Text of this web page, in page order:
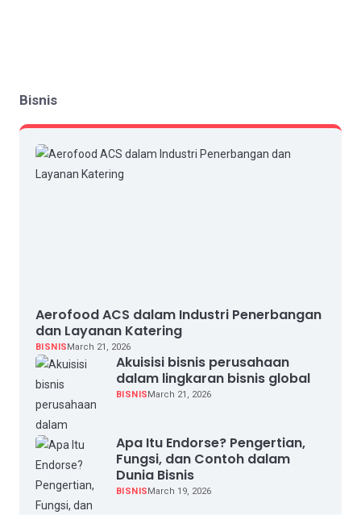
Bisnis
Aerofood ACS dalam Industri Penerbangan
dan Layanan Katering
BISNIS March 21, 2026
Akuisisi bisnis perusahaan
dalam lingkaran bisnis global
BISNIS March 21, 2026
Apa Itu Endorse? Pengertian,
Fungsi, dan Contoh dalam
Dunia Bisnis
BISNIS March 19, 2026